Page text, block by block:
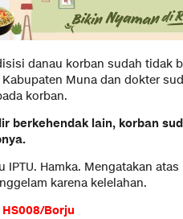
danau korban sudah tidak
Muna dan dokter
korban.
berkehendak lain, korban
IPTU. Hamka. Mengatakan
karena kelelahan.
Borju